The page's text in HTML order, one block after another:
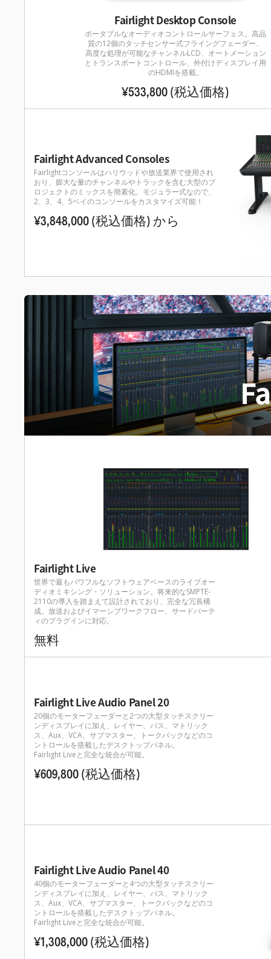
Fairlight Desktop Console
ポータブルなオーディオコントロールサーフェス。高品
質の12個のタッチセンサー式フライングフェーダー、
高度な処理が可能なチャンネルLCD、オートメーション
とトランスポートコントロール、外付けディスプレイ用
のHDMIを搭載。
¥533,800(税込価格)
Fairlight Advanced Consoles
Fairlightコンソールはハリウッドや放送業界で使用され
おり、膨大な量のチャンネルやトラックを含む大型のプ
ロジェクトのミックスを簡素化。モジュラー式なので、
2、3、4、5ベイのコンソールをカスタマイズ可能！
¥3,848,000(税込価格) から
Fairlight Live
世界で最もパワフルなソフトウェアベースのライブオー
ディオミキシング・ソリューション。将来的なSMPTE-
2110の導入を踏まえて設計されており、完全な冗長構
成。放送およびイマーシブワークフロー、サードパーテ
ィのプラグインに対応。
無料
Fairlight Live Audio Panel 20
20個のモーターフェーダーと2つの大型タッチスクリー
ンディスプレイに加え、レイヤー、バス、マトリック
ス、Aux、VCA、サブマスター、トークバックなどのコ
ントロールを搭載したデスクトップパネル。
Fairlight Liveと完全な統合が可能。
¥609,800(税込価格)
Fairlight Live Audio Panel 40
40個のモーターフェーダーと4つの大型タッチスクリー
ンディスプレイに加え、レイヤー、バス、マトリック
ス、Aux、VCA、サブマスター、トークバックなどのコ
ントロールを搭載したデスクトップパネル。
Fairlight Liveと完全な統合が可能。
¥1,308,000(税込価格)